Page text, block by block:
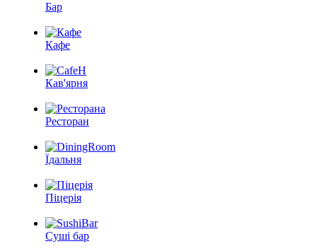
Бар
Кафе
Кав'ярня
Ресторан
Їдальня
Піцерія
Суші бар